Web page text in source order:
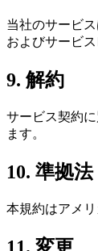
当社のサービ
およびサービ
9. 解約
サービス契約
ます。
10. 準拠法
本規約はアメ